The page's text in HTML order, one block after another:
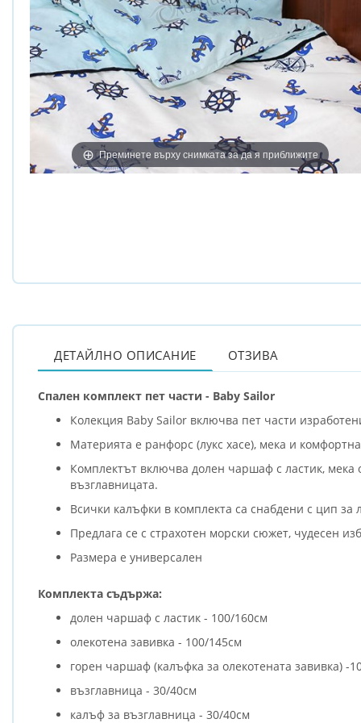
Преминете върху снимката за да я приближите
ДЕТАЙЛНО ОПИСАНИЕ
Спален комплект пет части - Baby Sailor
Колекция Baby Sailor включва пет части
Материята е ранфорс (лукс хасе), мека и
Комплектът включва долен чаршаф с ластик, мека
възглавницата.
Всички калъфки в комплекта са снабдени с цип за
Предлага се с страхотен морски сюжет, чудесен
Размера е универсален
Комплекта съдържа:
долен чаршаф с ластик - 100/160см
олекотена завивка - 100/145см
горен чаршаф (калъфка за олекотената завивка) -
възглавница - 30/40см
калъф за възглавница - 30/40см
ОТЗИВА